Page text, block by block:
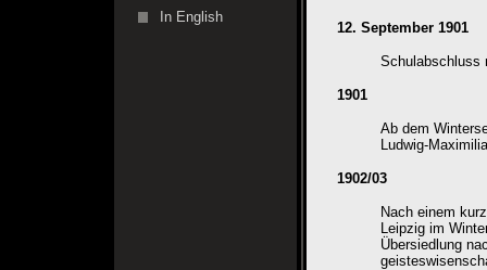
In English
12. September 1901
Schulabschluss
1901
Ab dem
Ludwig-
1902/03
Nach einem
Leipzig im
Übersiedlung